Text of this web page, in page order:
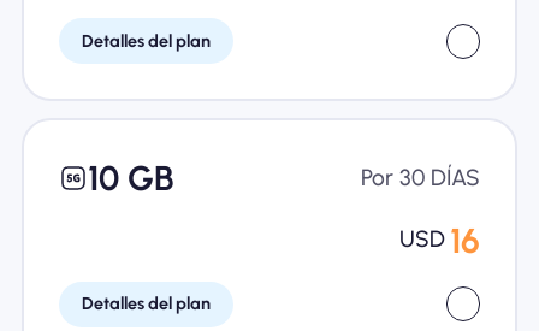
Detalles del plan
10 GB Por 30 DÍAS
USD 16
Detalles del plan